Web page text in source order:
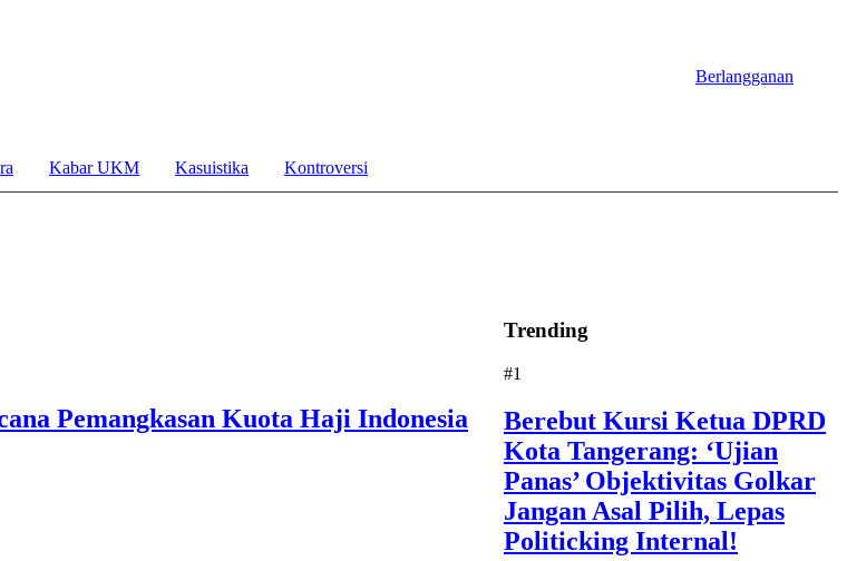
Berlangganan
Kabar UKM Kasuistika Kontroversi
Pemangkasan Kuota Haji Indonesia
Trending
#1
Berebut Kursi Ketua DPRD
Kota Tangerang: ‘Ujian
Panas’ Objektivitas Golkar
Jangan Asal Pilih, Lepas
Politicking Internal!